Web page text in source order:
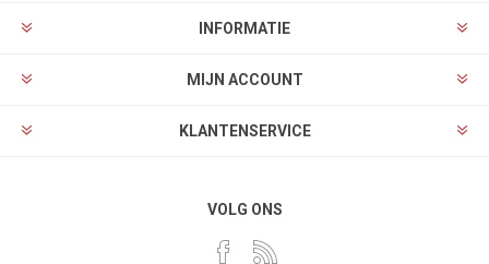
INFORMATIE
MIJN ACCOUNT
KLANTENSERVICE
VOLG ONS